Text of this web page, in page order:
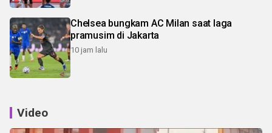
Chelsea bungkam AC Milan saat laga
pramusim di Jakarta
10 jam lalu
Video